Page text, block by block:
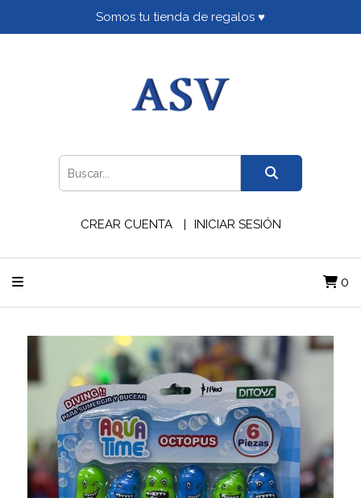
Somos tu tienda de regalos ♥
CREAR CUENTA INICIAR SESIÓN
0